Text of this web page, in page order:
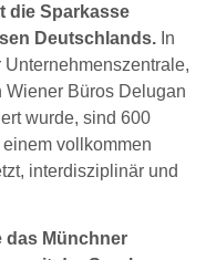
die Sparkasse
Deutschlands. In
Wiener Büros Delugan
wurde, sind 600
vollkommen
interdisziplinär und
das Münchner